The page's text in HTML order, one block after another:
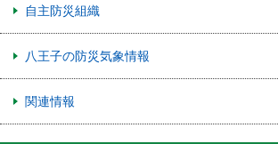
自主防災組織
八王子の防災気象情報
関連情報